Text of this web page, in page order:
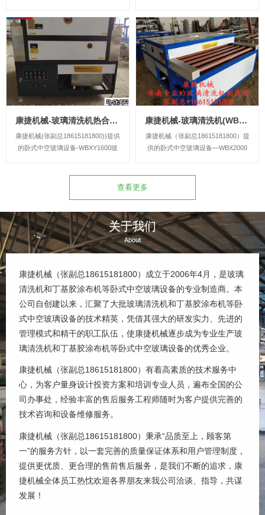
区等基础上，对风干区做了改进，将
风干区封闭在一个空间内，而且在风
刀前加入了电热，而且对封闭空间内
已经加热的风循环利用，无论是北方
较冷气...
涂胶均匀、出胶量大、生产效率高、
操作维护方便和自动化程度高等优
点，最重要的是实现了自动调整胶嘴
距离，而且是采用变频器控制，触屏
控...
康捷机械-玻璃清洗机热合一体机(WBXY1600型）
康捷机械(张副总18615181800))提供
的卧式中空玻璃设备-WBXY1600玻
次性清洗烘干热压成型中空玻璃设备
康捷机械-玻璃清洗机(WBX2000Q花辊)
康捷机械（张副总18615181800）提
供的卧式中空玻璃设备—WBX2000
热风吹干玻璃）为一体，中间更是增
查看更多
关于我们
About
康捷机械（张副总18615181800）成立于2006年4月，是玻璃
清洗机和丁基胶涂布机等卧式中空玻璃设备的专业制造商。本
公司自创建以来，汇聚了大批玻璃清洗机和丁基胶涂布机等卧
式中空玻璃设备的技术精英，凭借其强大的研发实力、先进的
管理模式和精干的职工队伍，使康捷机械逐步成为专业生产玻
璃清洗机和丁基胶涂布机等卧式中空玻璃设备的优秀企业。
康捷机械（张副总18615181800）有着高素质的技术服务中
心，为客户量身设计投资方案和培训专业人员，遍布全国的公
司办事处，经验丰富的售后服务工程师随时为客户提供完善的
技术咨询和设备维修服务。
康捷机械（张副总18615181800）秉承“品质至上，顾客第
一”的服务方针，以一套完善的质量保证体系和用户管理制度，
提供更优质、更合理的售前售后服务，是我们不断的追求，康
捷机械全体员工热忱欢迎各界朋友来我公司洽谈、指导，共谋
发展！